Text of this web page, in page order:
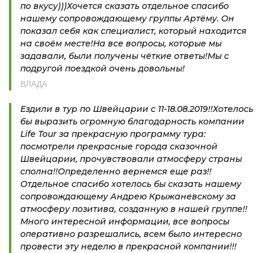
по вкусу)))Хочется сказать отдельное спасибо
нашему сопровождающему группы Артёму. Он
показал себя как специалист, который находится
на своём месте!На все вопросы, которые мы
задавали, были получены чёткие ответы!Мы с
подругой поездкой очень довольны!
ВЛАДА
Ездили в тур по Швейцарии с 11-18.08.2019!!Хотелось
бы выразить огромную благодарность компании
Life Tour за прекрасную программу тура:
посмотрели прекрасные города сказочной
Швейцарии, прочувствовали атмосферу страны
сполна!!Определенно вернемся еще раз!!
Отдельное спасибо хотелось бы сказать нашему
сопровождающему Андрею Крыжаневскому за
атмосферу позитива, созданную в нашей группе!!
Много интересной информации, все вопросы
оперативно разрешались, всем было интересно
провести эту неделю в прекрасной компании!!!